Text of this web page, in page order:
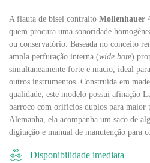
A flauta de bisel contralto Mollenhauer
quem procura uma sonoridade
ou conservatório. Baseada no conceito
ampla perfuração interna (wide bore)
simultaneamente forte e macio, ideal
outros instrumentos. Construída em
qualidade, este modelo possui afinação
barroco com orifícios duplos para maior
Alemanha, ela acompanha um saco de
digitação e manual de manutenção para
Disponibilidade imediata